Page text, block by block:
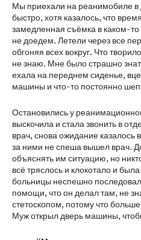
Мы приехали на реанимобиле в
быстро, хотя казалось, что
замедленная съёмка в каком-
не доедем. Летели через все
обгоняя всех вокруг. Что
не знаю. Мне было страшно
ехала на переднем сиденье,
машины и что-то постоянно
Остановились у
выскочила и стала звонить в
врач, снова ожидание
за ними не спеша вышел врач.
объяснять им ситуацию, но
всё тряслось и клокотало и
больницы неспешно
помощи, что он делал там, не
стетоскопом, потому что
Муж открыл дверь машины,